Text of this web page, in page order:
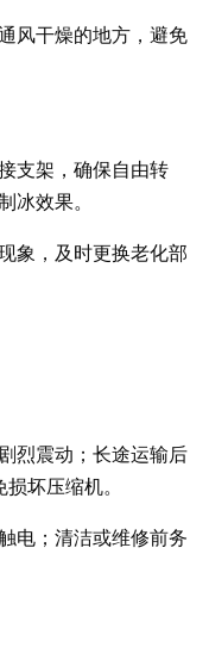
风干燥的地方，避免
支架，确保自由转
冰效果。
象，及时更换老化部
烈震动；长途运输后
坏压缩机。
电；清洁或维修前务